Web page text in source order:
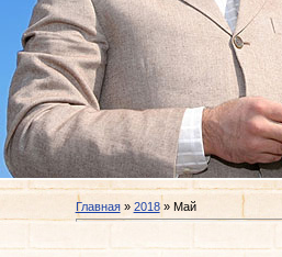
Главная» 2018 » Май